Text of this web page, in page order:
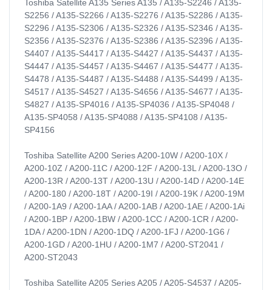
Toshiba Satellite A135 Series A135 / A135-S2246 / A135-
S2256 / A135-S2266 / A135-S2276 / A135-S2286 / A135-
S2296 / A135-S2306 / A135-S2326 / A135-S2346 / A135-
S2356 / A135-S2376 / A135-S2386 / A135-S2396 / A135-
S4407 / A135-S4417 / A135-S4427 / A135-S4437 / A135-
S4447 / A135-S4457 / A135-S4467 / A135-S4477 / A135-
S4478 / A135-S4487 / A135-S4488 / A135-S4499 / A135-
S4517 / A135-S4527 / A135-S4656 / A135-S4677 / A135-
S4827 / A135-SP4016 / A135-SP4036 / A135-SP4048 /
A135-SP4058 / A135-SP4088 / A135-SP4108 / A135-
SP4156
Toshiba Satellite A200 Series A200-10W / A200-10X /
A200-10Z / A200-11C / A200-12F / A200-13L / A200-13O /
A200-13R / A200-13T / A200-13U / A200-14D / A200-14E
/ A200-180 / A200-18T / A200-19I / A200-19K / A200-19M
/ A200-1A9 / A200-1AA / A200-1AB / A200-1AE / A200-1Ai
/ A200-1BP / A200-1BW / A200-1CC / A200-1CR / A200-
1DA / A200-1DN / A200-1DQ / A200-1FJ / A200-1G6 /
A200-1GD / A200-1HU / A200-1M7 / A200-ST2041 /
A200-ST2043
Toshiba Satellite A205 Series A205 / A205-S4537 / A205-